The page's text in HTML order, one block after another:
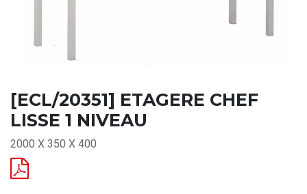
[ECL/20351] ETAGERE CHEF
LISSE 1 NIVEAU
2000 X 350 X 400